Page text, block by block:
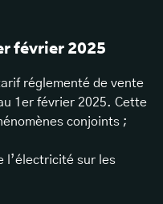
février 2025
réglementé de vente
1er février 2025. Cette
conjoints ;
l’électricité sur les